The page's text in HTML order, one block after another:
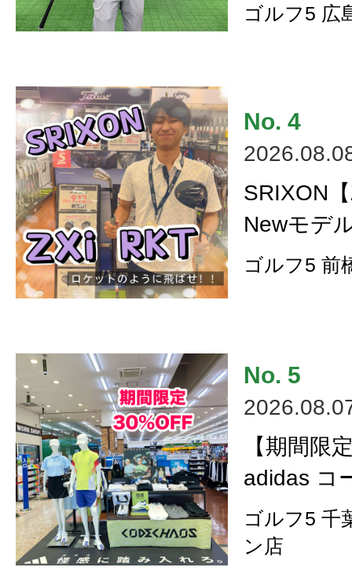
ゴルフ5 広
SRIXON
Newモデ
ゴルフ5 前
【期間限
adidas コ
ゴルフ5 千
ン店